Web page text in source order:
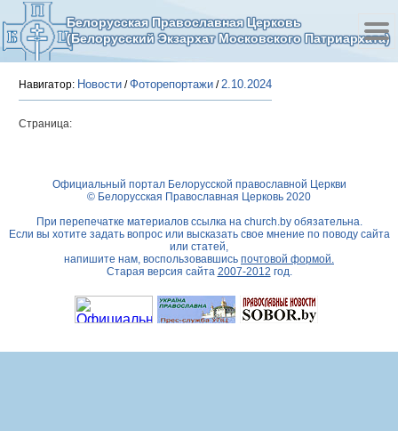
Белорусская Православная Церковь
(Белорусский Экзархат Московского Патриархата)
Навигатор: Новости /Фоторепортажи /2.10.2024
Страница:
Официальный портал Белорусской православной Церкви
© Белорусская Православная Церковь 2020
При перепечатке материалов ссылка на church.byобязательна.
Если вы хотите задать вопрос или высказать свое мнение по поводу сайта
или статей,
напишите нам, воспользовавшись почтовой формой.
Старая версия сайта 2007-2012 год.